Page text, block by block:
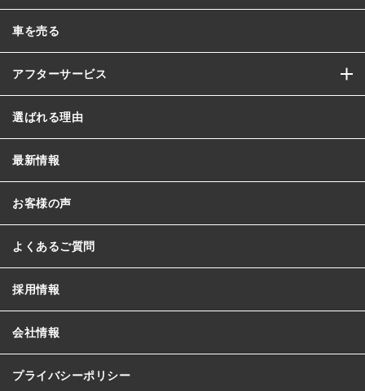
車を売る
アフターサービス
選ばれる理由
最新情報
お客様の声
よくあるご質問
採用情報
会社情報
プライバシーポリシー